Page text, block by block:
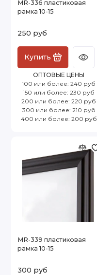
MR-336 пластиковая
рамка 10-15
250 руб
Купить
ОПТОВЫЕ ЦЕНЫ
100 или более: 240 руб
150 или более: 230 руб
200 или более: 220 руб
300 или более: 210 руб
400 или более: 200 руб
MR-339 пластиковая
рамка 10-15
300 руб